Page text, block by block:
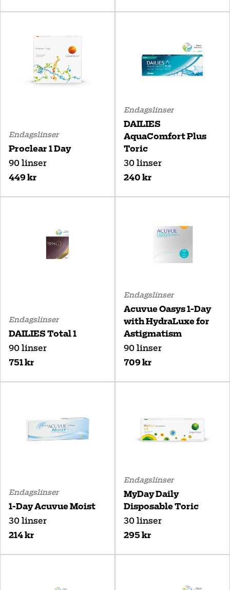
Endagslinser
Proclear 1 Day
90 linser
449 kr
Endagslinser
DAILIES
AquaComfort Plus
Toric
30 linser
240 kr
Endagslinser
DAILIES Total 1
90 linser
751 kr
Endagslinser
Acuvue Oasys 1-Day
with HydraLuxe for
Astigmatism
90 linser
709 kr
Endagslinser
1-Day Acuvue Moist
30 linser
214 kr
Endagslinser
MyDay Daily
Disposable Toric
30 linser
295 kr